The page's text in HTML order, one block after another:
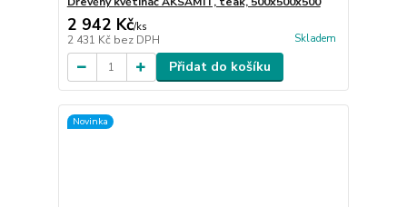
2 942 Kč/ks
2 431 Kč bez DPH Skladem
Přidat do košíku
Novinka